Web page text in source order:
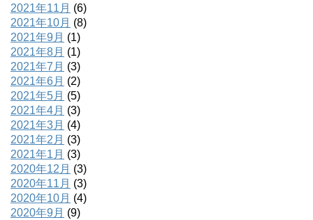
2021年11月 (6)
2021年10月 (8)
2021年9月 (1)
2021年8月 (1)
2021年7月 (3)
2021年6月 (2)
2021年5月 (5)
2021年4月 (3)
2021年3月 (4)
2021年2月 (3)
2021年1月 (3)
2020年12月 (3)
2020年11月 (3)
2020年10月 (4)
2020年9月 (9)